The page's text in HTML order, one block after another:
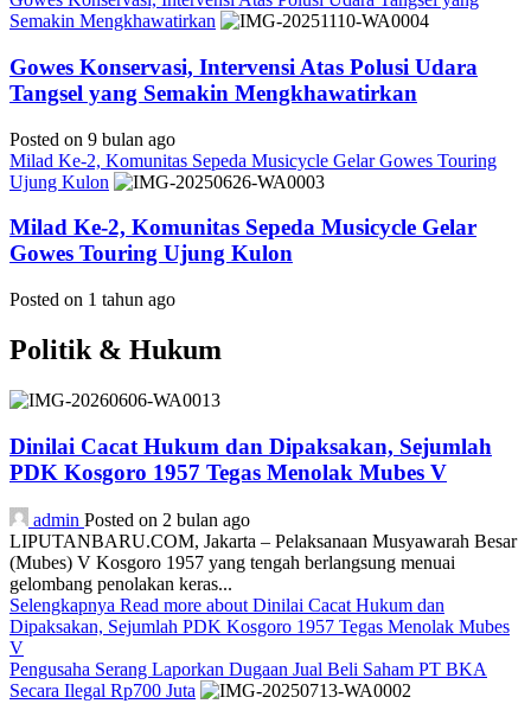
Semakin Mengkhawatirkan
Gowes Konservasi, Intervensi Atas Polusi Udara
Tangsel yang Semakin Mengkhawatirkan
Posted on 9 bulan ago
Milad Ke-2, Komunitas Sepeda Musicycle Gelar Gowes Touring
Ujung Kulon
Milad Ke-2, Komunitas Sepeda Musicycle Gelar
Gowes Touring Ujung Kulon
Posted on 1 tahun ago
Politik & Hukum
Dinilai Cacat Hukum dan Dipaksakan, Sejumlah
PDK Kosgoro 1957 Tegas Menolak Mubes V
admin Posted on 2 bulan ago
LIPUTANBARU.COM, Jakarta – Pelaksanaan Musyawarah Besar
(Mubes) V Kosgoro 1957 yang tengah berlangsung menuai
gelombang penolakan keras...
Selengkapnya Read more about Dinilai Cacat Hukum dan
Dipaksakan, Sejumlah PDK Kosgoro 1957 Tegas Menolak Mubes
V
Pengusaha Serang Laporkan Dugaan Jual Beli Saham PT BKA
Secara Ilegal Rp700 Juta